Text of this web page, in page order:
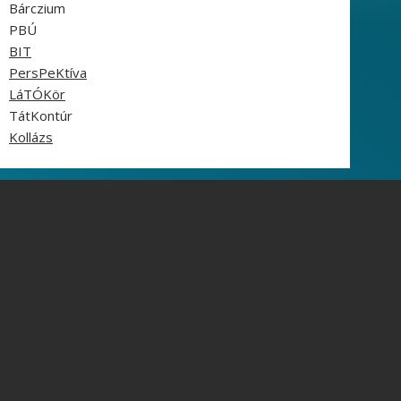
Bárczium
PBÚ
BIT
PersPeKtíva
LáTÓKör
TátKontúr
Kollázs